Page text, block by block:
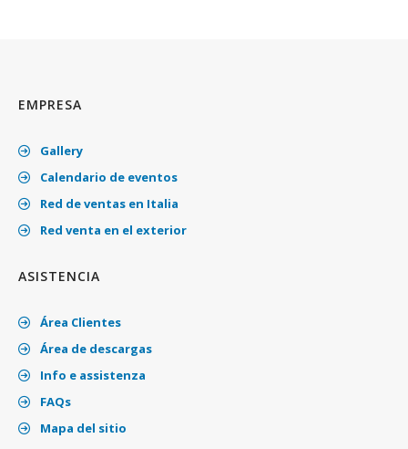
EMPRESA
Gallery
Calendario de eventos
Red de ventas en Italia
Red venta en el exterior
ASISTENCIA
Área Clientes
Área de descargas
Info e assistenza
FAQs
Mapa del sitio